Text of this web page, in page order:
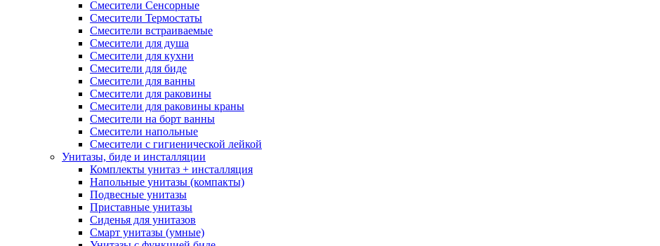
Смесители Сенсорные
Смесители Термостаты
Смесители встраиваемые
Смесители для душа
Смесители для кухни
Смесители для биде
Смесители для ванны
Смесители для раковины
Смесители для раковины краны
Смесители на борт ванны
Смесители напольные
Смесители с гигиенической лейкой
Унитазы, биде и инсталляции
Комплекты унитаз + инсталляция
Напольные унитазы (компакты)
Подвесные унитазы
Приставные унитазы
Сиденья для унитазов
Смарт унитазы (умные)